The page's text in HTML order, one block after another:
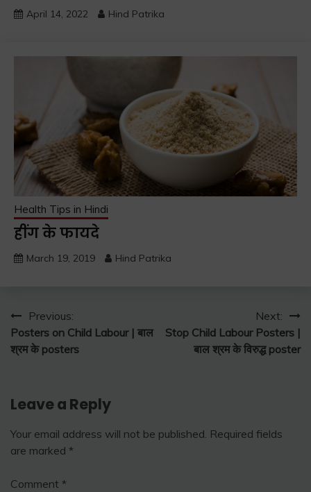
April 14, 2022 Hind Patrika
Health Tips in Hindi
हींग के फायदे
March 19, 2019 Hind Patrika
Post
navigation
Previous:
Posters on Child Labour | बाल
श्रम के posters
Next:
Stop Child Labour Posters |
बाल श्रम के विरुद्ध poster
Leave a Reply
Your email address will not be published. Required fields
are marked *
Comment *